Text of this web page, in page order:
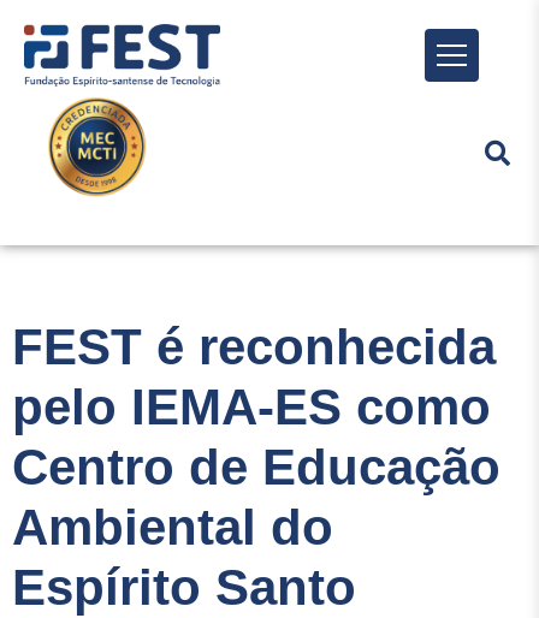
Menu
FEST é reconhecida
pelo IEMA-ES como
Centro de Educação
Ambiental do
Espírito Santo